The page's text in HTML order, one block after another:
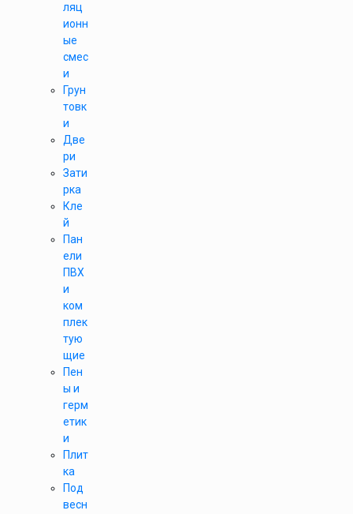
ляц
ионн
ые
смес
и
Грун
товк
и
Две
ри
Зати
рка
Кле
й
Пан
ели
ПВХ
и
ком
плек
тую
щие
Пен
ы и
герм
етик
и
Плит
ка
Под
весн